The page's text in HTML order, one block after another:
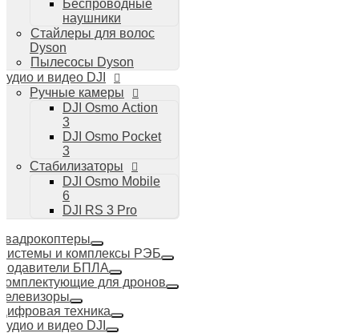
Беспроводные
наушники
Стайлеры для волос
Dyson
Пылесосы Dyson
и видео DJI
Ручные камеры
DJI Osmo Action
3
DJI Osmo Pocket
3
Стабилизаторы
DJI Osmo Mobile
6
DJI RS 3 Pro
и комплексы РЭБ
БПЛА
для дронов
техника
и видео DJI